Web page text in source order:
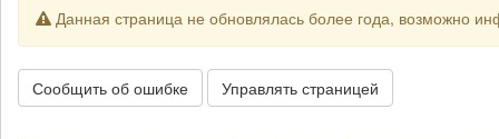
Данная страница не обновлялась более года, возможно
Сообщить об ошибке Управлять страницей